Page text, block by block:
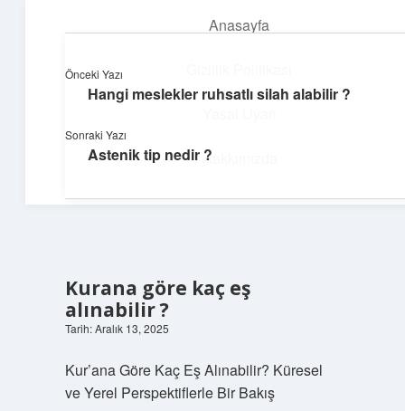
Anasayfa
Hakkımızda
Yumuşak Teknoloji Rehberi
Dijital dünyada huzurlu bir yolculuk!
Kurana göre kaç eş
alınabilir ?
Tarih: Aralık 13, 2025
Kur’ana Göre Kaç Eş Alınabilir? Küresel
ve Yerel Perspektiflerle Bir Bakış
Önceki Yazı
Hangi meslekler ruhsatlı silah alabilir ?
Sonraki Yazı
Astenik tip nedir ?